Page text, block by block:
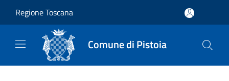
Regione Toscana
Comune di Pistoia